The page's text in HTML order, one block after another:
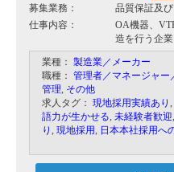
募集業務：
品質保証及
仕事内容：
OA機器、
造を行う企
マネジメン
将来的には
て
だきます。
業種： 製造業／メーカー
職種： 管理者／マネージャー
管理, その他
求人タグ： 現地採用実績あり ,
語力が生かせる, 未経験者歓迎,
り , 現地採用, 日本本社採用へ